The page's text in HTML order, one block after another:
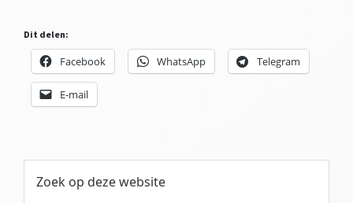
Dit delen:
Facebook WhatsApp Telegram
E-mail
Primaire
Sidebar
op